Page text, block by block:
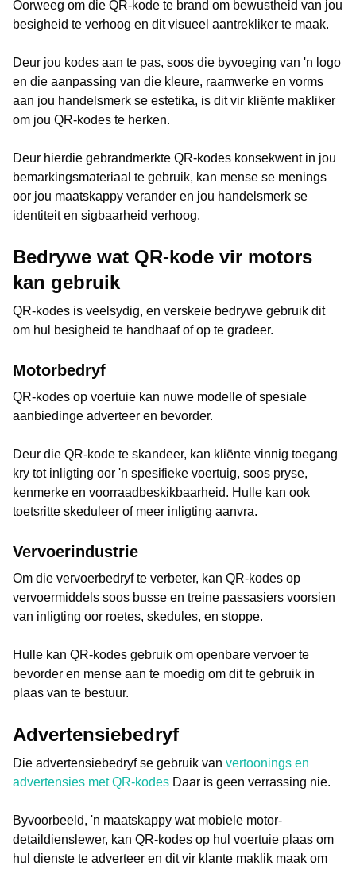
Oorweeg om die QR-kode te brand om bewustheid van jou
besigheid te verhoog en dit visueel aantrekliker te maak.
Deur jou kodes aan te pas, soos die byvoeging van 'n logo
en die aanpassing van die kleure, raamwerke en vorms
aan jou handelsmerk se estetika, is dit vir kliënte makliker
om jou QR-kodes te herken.
Deur hierdie gebrandmerkte QR-kodes konsekwent in jou
bemarkingsmateriaal te gebruik, kan mense se menings
oor jou maatskappy verander en jou handelsmerk se
identiteit en sigbaarheid verhoog.
Bedrywe wat QR-kode vir motors
kan gebruik
QR-kodes is veelsydig, en verskeie bedrywe gebruik dit
om hul besigheid te handhaaf of op te gradeer.
Motorbedryf
QR-kodes op voertuie kan nuwe modelle of spesiale
aanbiedinge adverteer en bevorder.
Deur die QR-kode te skandeer, kan kliënte vinnig toegang
kry tot inligting oor 'n spesifieke voertuig, soos pryse,
kenmerke en voorraadbeskikbaarheid. Hulle kan ook
toetsritte skeduleer of meer inligting aanvra.
Vervoerindustrie
Om die vervoerbedryf te verbeter, kan QR-kodes op
vervoermiddels soos busse en treine passasiers voorsien
van inligting oor roetes, skedules, en stoppe.
Hulle kan QR-kodes gebruik om openbare vervoer te
bevorder en mense aan te moedig om dit te gebruik in
plaas van te bestuur.
Advertensiebedryf
Die advertensiebedryf se gebruik van vertoonings en
advertensies met QR-kodes Daar is geen verrassing nie.
Byvoorbeeld, 'n maatskappy wat mobiele motor-
detaildienslewer, kan QR-kodes op hul voertuie plaas om
hul dienste te adverteer en dit vir klante maklik maak om